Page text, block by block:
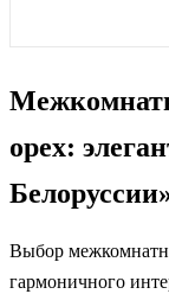
орех:
Выбор
гармоничного